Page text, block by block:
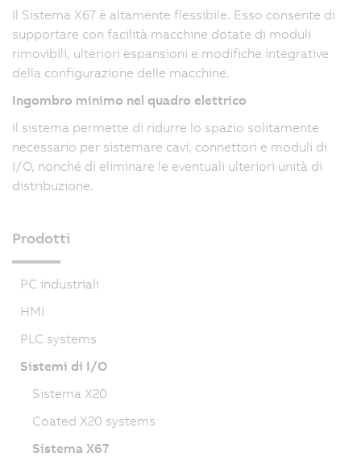
Il Sistema X67 è altamente flessibile. Esso consente di
supportare con facilità macchine dotate di moduli
rimovibili, ulteriori espansioni e modifiche integrative
della configurazione delle macchine.
Ingombro minimo nel quadro elettrico
Il sistema permette di ridurre lo spazio solitamente
necessario per sistemare cavi, connettori e moduli di
I/O, nonché di eliminare le eventuali ulteriori unità di
distribuzione.
Prodotti
PC industriali
HMI
PLC systems
Sistemi di I/O
Sistema X20
Coated X20 systems
Sistema X67